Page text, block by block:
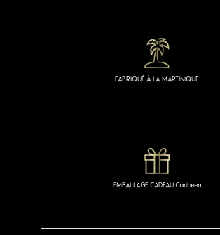
EMBALLAGE CADEAU Caribéen
FABRIQUÉ À LA MARTINIQUE